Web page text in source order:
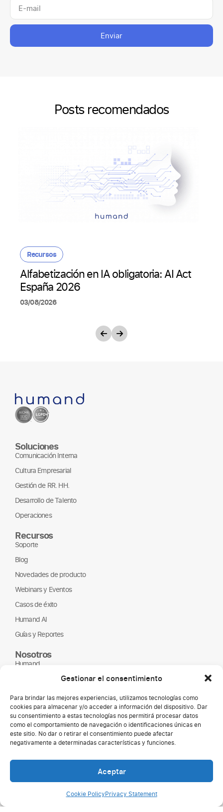
Gestionar el consentimiento
Para brindar las mejores experiencias, utilizamos tecnologías como
cookies para almacenar y/o acceder a información del dispositivo. Dar
su consentimiento a estas tecnologías nos permitirá procesar datos
como el comportamiento de navegación o identificaciones únicas en
este sitio. No dar o retirar el consentimiento puede afectar
negativamente a determinadas características y funciones.
Aceptar
Cookie PolicyPrivacy Statement
Enviar
Posts recomendados
Recursos
Alfabetización en IA obligatoria: AI Act
España 2026
03/08/2026
Soluciones
Comunicación Interna
Cultura Empresarial
Gestión de RR. HH.
Desarrollo de Talento
Operaciones
Recursos
Soporte
Blog
Novedades de producto
Webinars y Eventos
Casos de éxito
Humand AI
Guías y Reportes
Nosotros
Humand
Página de empleo
Partners
ONGs